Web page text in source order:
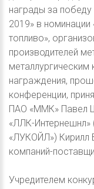
награды за
2019» в
топливо»,
производителей
награждения,
конференции,
ПАО «ММК» Павел
«ЛЛК-Интернешнл»
«ЛУКОЙЛ») Кирилл
компаний-
Учредителем